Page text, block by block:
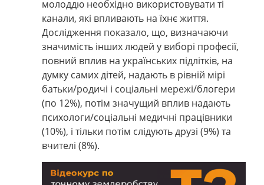
молоддю необхідно використовувати ті
канали, які впливають на їхнє життя.
Дослідження показало, що, визначаючи
значимість інших людей у ​​виборі професії,
повний вплив на українських підлітків, на
думку самих дітей, надають в рівній мірі
батьки/родичі і соціальні мережі/блогери
(по 12%), потім значущий вплив надають
психологи/соціальні медичні працівники
(10%), і тільки потім слідують друзі (9%) та
вчителі (8%).